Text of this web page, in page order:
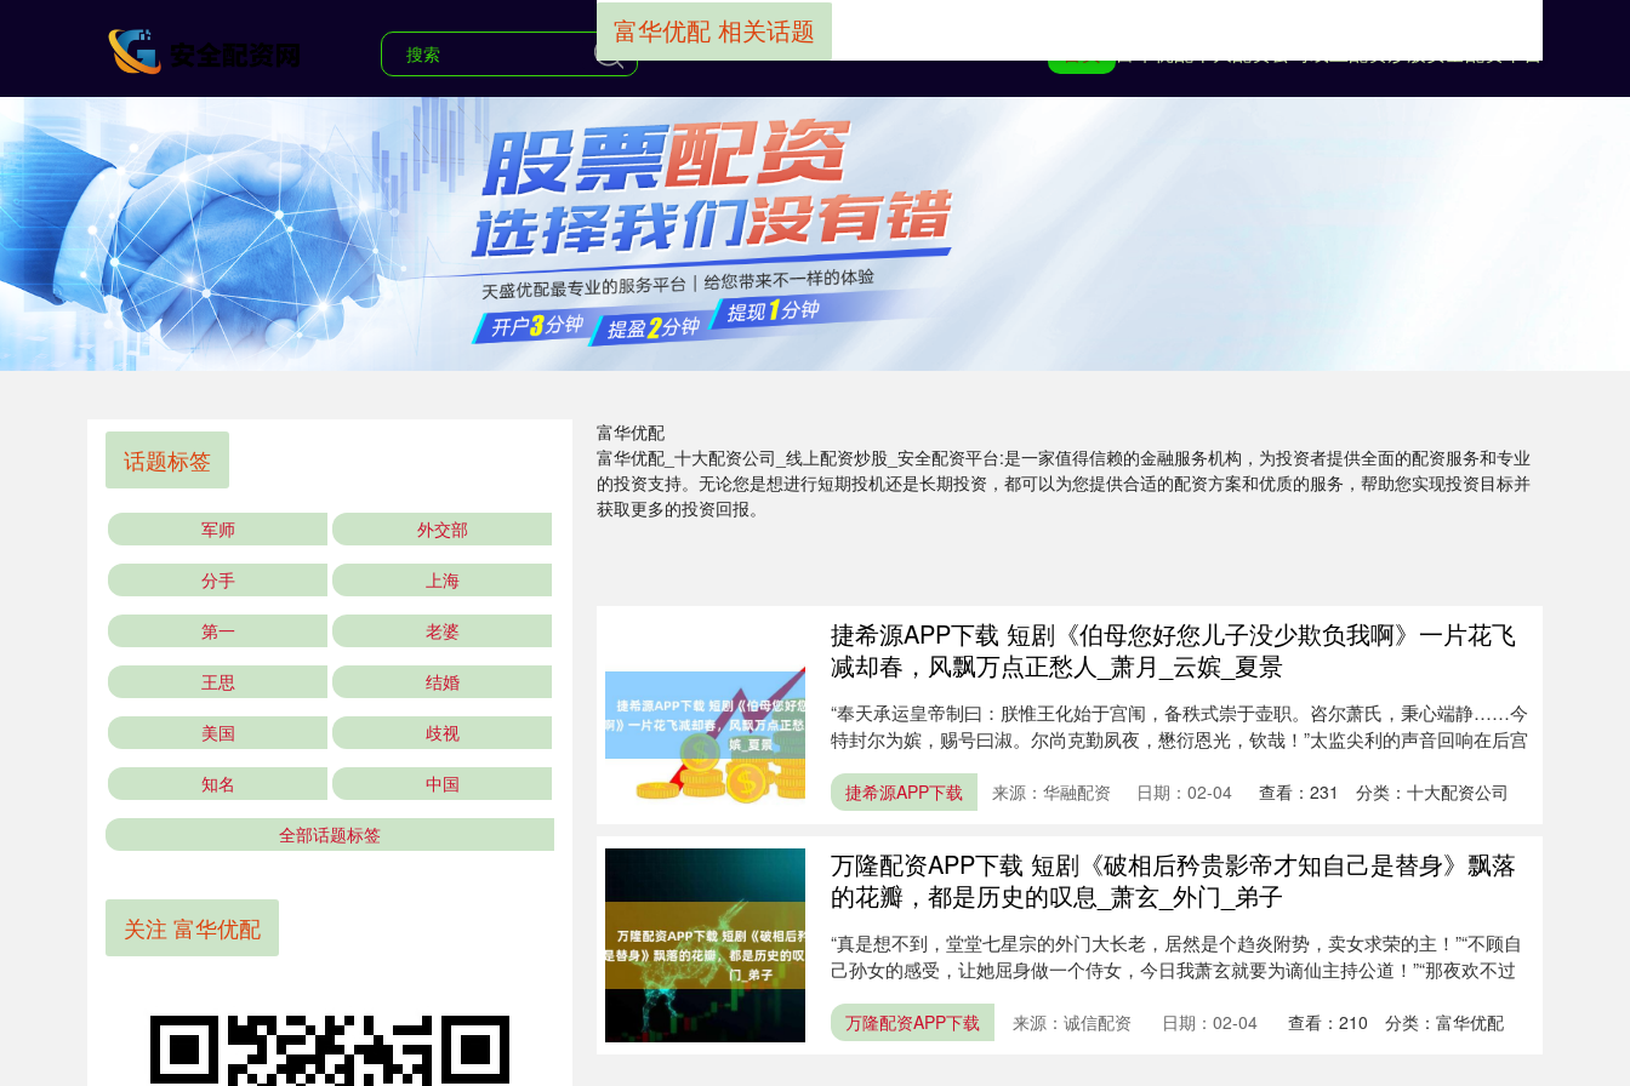
富华优配
富华优配_十大配资公司_线上配资炒股_安全配资平台:是一家值得信赖的金融服务机构，为投资者提供全面的配资服务和专业
的投资支持。无论您是想进行短期投机还是长期投资，都可以为您提供合适的配资方案和优质的服务，帮助您实现投资目标并
获取更多的投资回报。
富华优配 相关话题
捷希源APP下载 短剧《伯母您好您儿子没少欺负我啊》一片花飞
减却春，风飘万点正愁人_萧月_云嫔_夏景
“奉天承运皇帝制曰：朕惟王化始于宫闱，备秩式崇于壶职。咨尔萧氏，秉心端静……今
特封尔为嫔，赐号曰淑。尔尚克勤夙夜，懋衍恩光，钦哉！”太监尖利的声音回响在后宫
捷希源APP下载 来源：华融配资 日期：02-04 查看： 231 分类： 十大配资公司
万隆配资APP下载 短剧《破相后矜贵影帝才知自己是替身》飘落
的花瓣，都是历史的叹息_萧玄_外门_弟子
“真是想不到，堂堂七星宗的外门大长老，居然是个趋炎附势，卖女求荣的主！”“不顾自
己孙女的感受，让她屈身做一个侍女，今日我萧玄就要为谪仙主持公道！”“那夜欢不过
万隆配资APP下载 来源：诚信配资 日期：02-04 查看： 210 分类： 富华优配
话题标签
军师 外交部
分手 上海
第一 老婆
王思 结婚
美国 歧视
知名 中国
全部话题标签
关注 富华优配